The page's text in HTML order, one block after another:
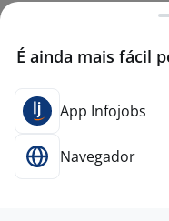
É ainda mais fácil
App Infojobs
Navegador